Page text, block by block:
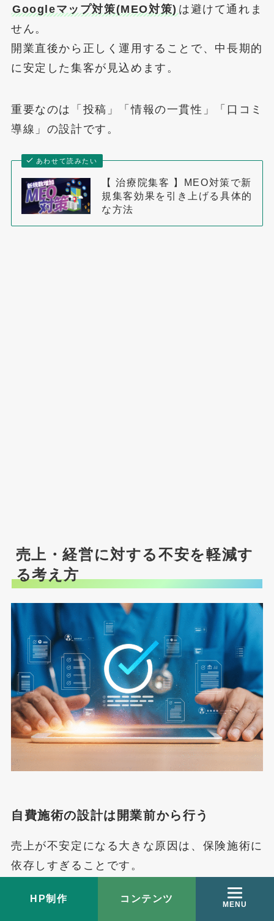
Googleマップ対策(MEO対策) は避けて通れま
せん。
開業直後から正しく運用することで、中長期的
に安定した集客が見込めます。
重要なのは「投稿」「情報の一貫性」「口コミ
導線」の設計です。
あわせて読みたい
【 治療院集客 】MEO対策で新
規集客効果を引き上げる具体的
な方法
売上・経営に対する不安を軽減す
る考え方
自費施術の設計は開業前から行う
売上が不安定になる大きな原因は、保険施術に
依存しすぎることです。
新規開業時から自費施術の導線を設計しておく
ことで、売上の安定性は大きく変わります。
HP制作 コンテンツ
MENU